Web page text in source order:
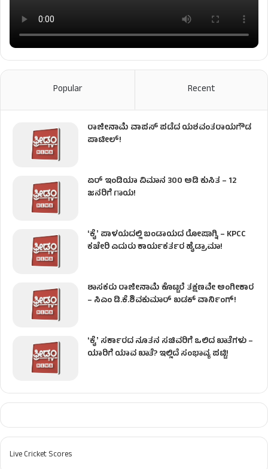
Popular Recent
ರಾಜೀನಾಮೆ ವಾಪಸ್ ಪಡೆದ ಯಶವಂತರಾಯಗೌಡ
ಪಾಟೀಲ್‌!
ಏರ್ ಇಂಡಿಯಾ ವಿಮಾನ 300 ಅಡಿ ಕುಸಿತ – 12
ಜನರಿಗೆ ಗಾಯ!
ʻಕೈʼ​ ಪಾಳಯದಲ್ಲಿ ಬಂಡಾಯದ ರೋಷಾಗ್ನಿ – KPCC
ಕಚೇರಿ ಎದುರು ಕಾರ್ಯಕರ್ತರ ಹೈಡ್ರಾಮಾ!
ಶಾಸಕರು ರಾಜೀನಾಮೆ ಕೊಟ್ಟರೆ ತಕ್ಷಣವೇ ಅಂಗೀಕಾರ
– ಸಿಎಂ ಡಿ.ಕೆ.ಶಿವಕುಮಾರ್ ಖಡಕ್ ವಾರ್ನಿಂಗ್!
ʻಕೈʼ ಸರ್ಕಾರದ ನೂತನ ಸಚಿವರಿಗೆ ಒಲಿದ ಖಾತೆಗಳು –
ಯಾರಿಗೆ ಯಾವ ಖಾತೆ? ಇಲ್ಲಿದೆ ಸಂಭಾವ್ಯ ಪಟ್ಟಿ!
Live Cricket Scores